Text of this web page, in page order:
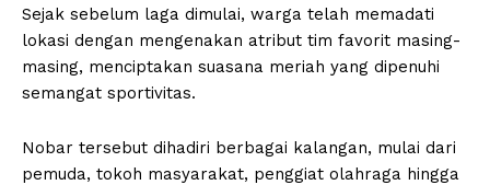
Sejak sebelum laga dimulai, warga telah memadati
lokasi dengan mengenakan atribut tim favorit masing-
masing, menciptakan suasana meriah yang dipenuhi
semangat sportivitas.
Nobar tersebut dihadiri berbagai kalangan, mulai dari
pemuda, tokoh masyarakat, penggiat olahraga hingga